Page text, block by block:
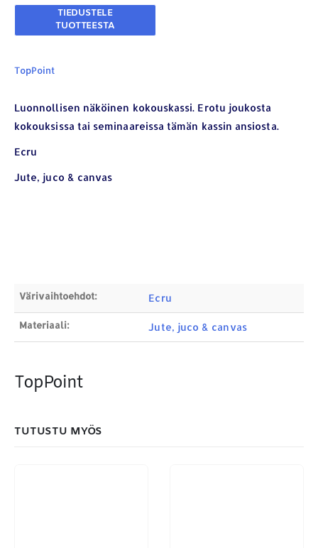
TopPoint
Luonnollisen näköinen kokouskassi. Erotu joukosta
kokouksissa tai seminaareissa tämän kassin ansiosta.
Ecru
Jute, juco & canvas
Värivaihtoehdot: Ecru
Materiaali: Jute, juco & canvas
TopPoint
TUTUSTU MYÖS
Osoite:
Puhelin: 040-7549431
MAKSUTAPAMME: